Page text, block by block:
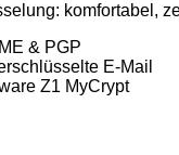
komfortabel,
& PGP
E-Mail
Z1 MyCrypt